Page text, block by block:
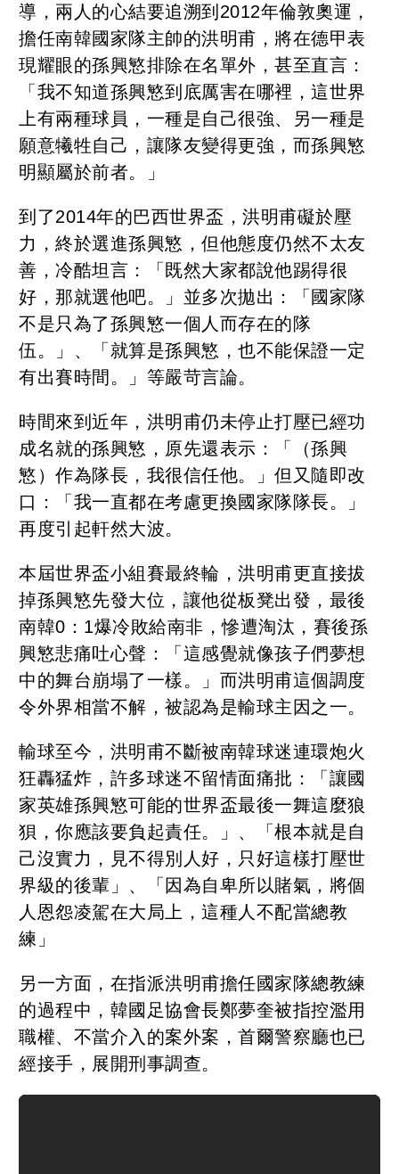
導，兩人的心結要追溯到2012年倫敦奧運，
擔任南韓國家隊主帥的洪明甫，將在德甲表
現耀眼的孫興慜排除在名單外，甚至直言：
「我不知道孫興慜到底厲害在哪裡，這世界
上有兩種球員，一種是自己很強、另一種是
願意犧牲自己，讓隊友變得更強，而孫興慜
明顯屬於前者。」
到了2014年的巴西世界盃，洪明甫礙於壓
力，終於選進孫興慜，但他態度仍然不太友
善，冷酷坦言：「既然大家都說他踢得很
好，那就選他吧。」並多次拋出：「國家隊
不是只為了孫興慜一個人而存在的隊
伍。」、「就算是孫興慜，也不能保證一定
有出賽時間。」等嚴苛言論。
時間來到近年，洪明甫仍未停止打壓已經功
成名就的孫興慜，原先還表示：「（孫興
慜）作為隊長，我很信任他。」但又隨即改
口：「我一直都在考慮更換國家隊隊長。」
再度引起軒然大波。
本屆世界盃小組賽最終輪，洪明甫更直接拔
掉孫興慜先發大位，讓他從板凳出發，最後
南韓0：1爆冷敗給南非，慘遭淘汰，賽後孫
興慜悲痛吐心聲：「這感覺就像孩子們夢想
中的舞台崩塌了一樣。」而洪明甫這個調度
令外界相當不解，被認為是輸球主因之一。
輸球至今，洪明甫不斷被南韓球迷連環炮火
狂轟猛炸，許多球迷不留情面痛批：「讓國
家英雄孫興慜可能的世界盃最後一舞這麼狼
狽，你應該要負起責任。」、「根本就是自
己沒實力，見不得別人好，只好這樣打壓世
界級的後輩」、「因為自卑所以賭氣，將個
人恩怨凌駕在大局上，這種人不配當總教
練」
另一方面，在指派洪明甫擔任國家隊總教練
的過程中，韓國足協會長鄭夢奎被指控濫用
職權、不當介入的案外案，首爾警察廳也已
經接手，展開刑事調查。